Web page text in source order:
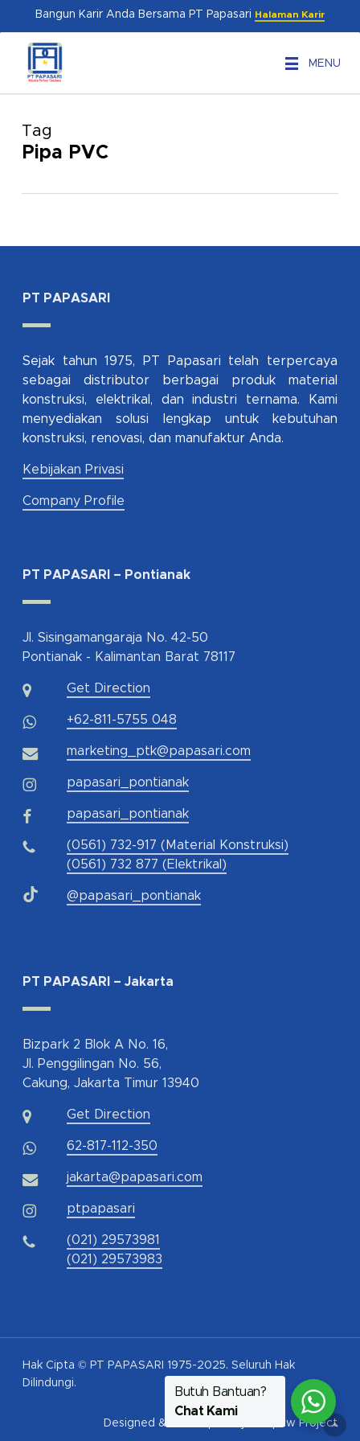
content
Bangun Karir Anda Bersama PT Papasari Halaman Karir
MENU
Tag
Pipa PVC
PT PAPASARI
Sejak tahun 1975, PT Papasari telah terpercaya
sebagai distributor berbagai produk material
konstruksi, elektrikal, dan industri ternama. Kami
menyediakan solusi lengkap untuk kebutuhan
konstruksi, renovasi, dan manufaktur Anda.
Kebijakan Privasi
Company Profile
PT PAPASARI – Pontianak
Jl. Sisingamangaraja No. 42-50
Pontianak - Kalimantan Barat 78117
Get Direction
+62-811-5755 048
marketing_ptk@papasari.com
papasari_pontianak
papasari_pontianak
(0561) 732-917 (Material Konstruksi)
(0561) 732 877 (Elektrikal)
@papasari_pontianak
PT PAPASARI – Jakarta
Bizpark 2 Blok A No. 16,
Jl. Penggilingan No. 56,
Cakung, Jakarta Timur 13940
Get Direction
62-817-112-350
jakarta@papasari.com
ptpapasari
(021) 29573981
(021) 29573983
Hak Cipta © PT PAPASARI 1975-2025. Seluruh Hak
Dilindungi.
Designed & Developed by Pawpaw Project
Menu
Butuh Bantuan?
Chat Kami